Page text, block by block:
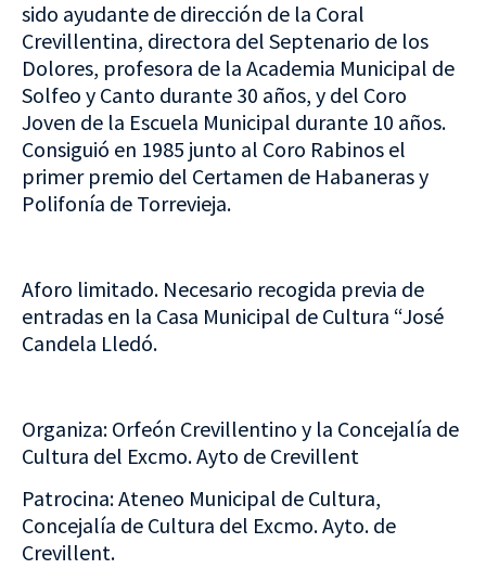
sido ayudante de dirección de la Coral
Crevillentina, directora del Septenario de los
Dolores, profesora de la Academia Municipal de
Solfeo y Canto durante 30 años, y del Coro
Joven de la Escuela Municipal durante 10 años.
Consiguió en 1985 junto al Coro Rabinos el
primer premio del Certamen de Habaneras y
Polifonía de Torrevieja.
Aforo limitado. Necesario recogida previa de
entradas en la Casa Municipal de Cultura “José
Candela Lledó.
Organiza: Orfeón Crevillentino y la Concejalía de
Cultura del Excmo. Ayto de Crevillent
Patrocina: Ateneo Municipal de Cultura,
Concejalía de Cultura del Excmo. Ayto. de
Crevillent.